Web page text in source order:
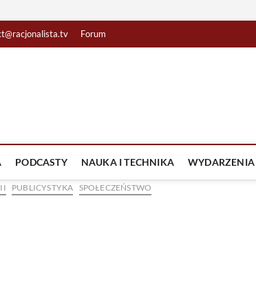
Forum
PODCASTY NAUKA I TECHNIKA WYDARZENIA
PUBLICYSTYKA SPOŁECZEŃSTWO